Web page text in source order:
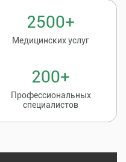
2500+
Медицинских услуг
200+
Профессиональных
специалистов